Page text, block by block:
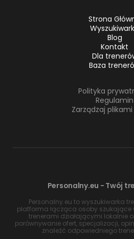
Strona
Blog
Kontakt
Dla
Baza
Polityka
Regulamin
Zarządzaj
Personalny.eu - Twój
Personalny.eu to wyszukiwarka
platforma łącząca osoby
trenerami działającymi lokalnie
porównywanie ofert, specjalizacji,
znaleźć odpowiedniego